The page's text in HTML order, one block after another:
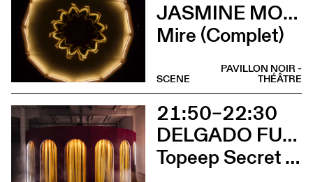
JASMINE MORAND
Mire (Complet)
PAVILLON NOIR -
THÉÂTRE
SCENE
21:50–22:30
DELGADO FUCHS
Topeep Secret Box